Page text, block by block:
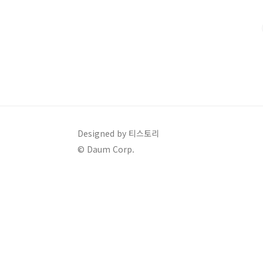
Designed by 티스토리
© Daum Corp.